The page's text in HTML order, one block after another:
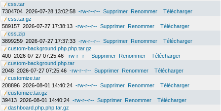
css.tar
7304704 2026-07-28 13:02:58 -rw-r--r-- Supprimer Renommer
Télécharger
css.tar.gz
589157 2026-07-27 17:38:13 -rw-r--r-- Supprimer Renommer
Télécharger
css.zip
3899259 2026-07-27 17:37:33 -rw-r--r-- Supprimer Renommer
Télécharger
custom-background.php.php.tar.gz
400 2026-07-27 07:25:46 -rw-r--r-- Supprimer Renommer
Télécharger
custom-background.php.tar
2048 2026-07-27 07:25:46 -rw-r--r-- Supprimer Renommer
Télécharger
customize.tar
208896 2026-08-01 14:40:24 -rw-r--r-- Supprimer Renommer
Télécharger
customize.tar.gz
39413 2026-08-01 14:40:24 -rw-r--r-- Supprimer Renommer
Télécharger
dashboard.php.php.tar.gz